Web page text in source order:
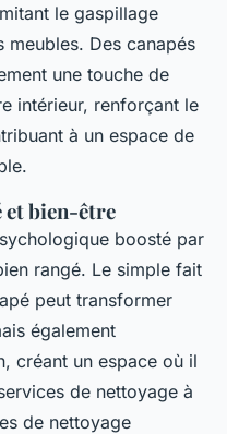
le gaspillage
meubles. Des canapés
une touche de
intérieur, renforçant le
à un espace de
et bien-être
boosté par
rangé. Le simple fait
peut transformer
également
créant un espace où il
de nettoyage à
de nettoyage